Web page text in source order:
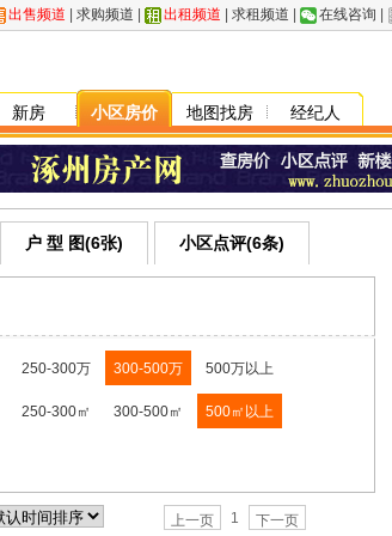
出售频道 求购频道 出租频道 求租频道 在线咨询
新房 小区房价 地图找房 经纪人
户 型 图(6张) 小区点评(6条)
250-300万 300-500万 500万以上
250-300㎡ 300-500㎡ 500㎡以上
上一页 1 下一页